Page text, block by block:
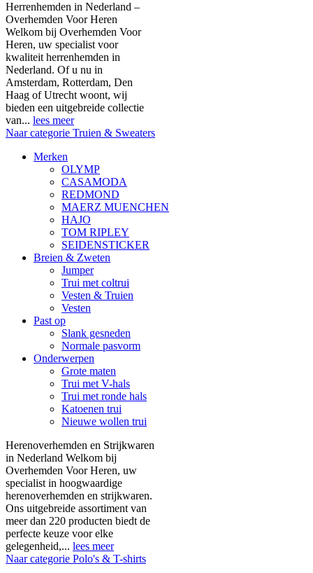
Herrenhemden in Nederland –
Overhemden Voor Heren
Welkom bij Overhemden Voor
Heren, uw specialist voor
kwaliteit herrenhemden in
Nederland. Of u nu in
Amsterdam, Rotterdam, Den
Haag of Utrecht woont, wij
bieden een uitgebreide collectie
van... lees meer
Naar categorie Truien & Sweaters
Merken
OLYMP
CASAMODA
REDMOND
MAERZ MUENCHEN
HAJO
TOM RIPLEY
SEIDENSTICKER
Breien & Zweten
Jumper
Trui met coltrui
Vesten & Truien
Vesten
Past op
Slank gesneden
Normale pasvorm
Onderwerpen
Grote maten
Trui met V-hals
Trui met ronde hals
Katoenen trui
Nieuwe wollen trui
Herenoverhemden en Strijkwaren
in Nederland Welkom bij
Overhemden Voor Heren, uw
specialist in hoogwaardige
herenoverhemden en strijkwaren.
Ons uitgebreide assortiment van
meer dan 220 producten biedt de
perfecte keuze voor elke
gelegenheid,... lees meer
Naar categorie Polo's & T-shirts